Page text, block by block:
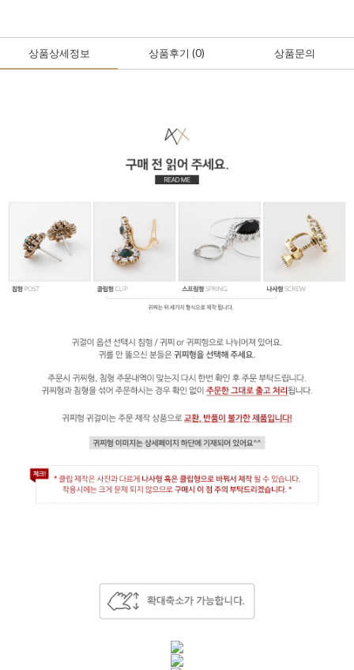
상품상세정보 상품후기 (0) 상품문의